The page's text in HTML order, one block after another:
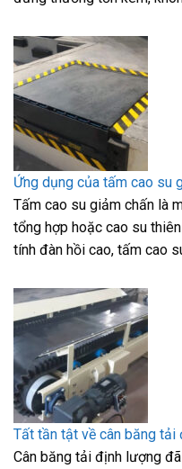
Ứng dụng của tấm cao su
Tấm cao su giảm chấn là
tổng hợp hoặc cao su
tính đàn hồi cao, tấm cao
Tất tần tật về cân băng tải
Cân băng tải định lượng